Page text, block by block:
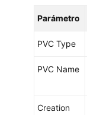
Object
Service
Parámetro
PVC Type
PVC Name
Creation